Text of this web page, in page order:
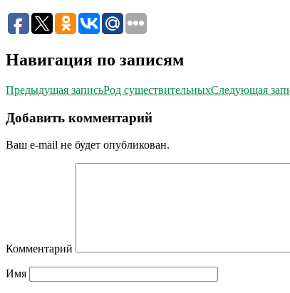
Навигация по записям
Предыдущая записьРод существительныхСледующая
Добавить комментарий
Ваш e-mail не будет опубликован.
Комментарий
Имя